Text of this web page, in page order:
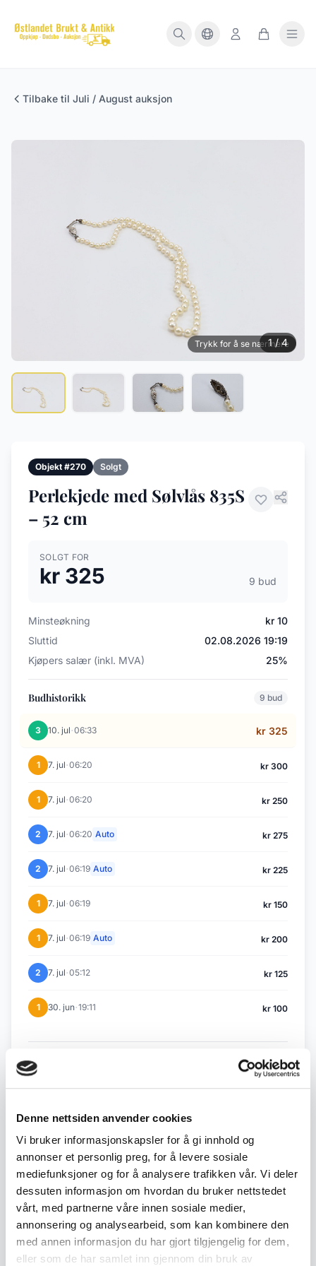
Denne nettsiden anvender cookies
Vi bruker informasjonskapsler for å gi innhold og
annonser et personlig preg, for å levere sosiale
mediefunksjoner og for å analysere trafikken vår. Vi deler
dessuten informasjon om hvordan du bruker nettstedet
vårt, med partnerne våre innen sosiale medier,
annonsering og analysearbeid, som kan kombinere den
med annen informasjon du har gjort tilgjengelig for dem,
eller som de har samlet inn gjennom din bruk av
Tilbake til Juli / August auksjon
Trykk for å se nærmere
1 / 4
Objekt #270 Solgt
Perlekjede med Sølvlås 835S
– 52 cm
SOLGT FOR
kr 325 9 bud
Minsteøkning
kr 10
Sluttid
02.08.2026 19:19
Kjøpers salær (inkl. MVA)
25%
Budhistorikk 9 bud
3 10. jul·06:33 kr 325
1 7. jul·06:20 kr 300
1 7. jul·06:20 kr 250
2 7. jul·06:20 Auto kr 275
2 7. jul·06:19 Auto kr 225
1 7. jul·06:19 kr 150
1 7. jul·06:19 Auto kr 200
2 7. jul·05:12 kr 125
1 30. jun·19:11 kr 100
← Forrige objekt
Beskrivelse
Klassisk perlekjede med hvite perler og
dekorativ lås i sølv.